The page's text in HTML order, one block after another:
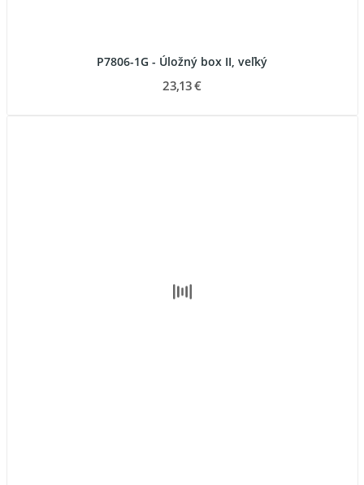
P7806-1G - Úložný box II, veľký
23,13 €